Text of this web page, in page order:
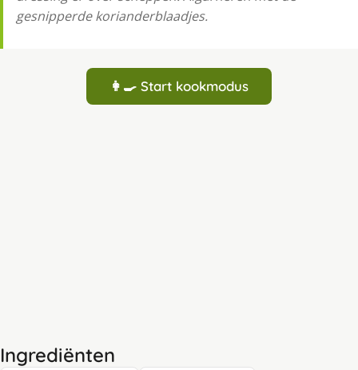
gesnipperde korianderblaadjes.
👩‍🍳 Start kookmodus
Ingrediënten